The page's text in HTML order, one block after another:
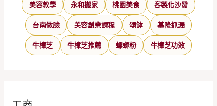
美容教學 永和搬家 桃園美食 客製化沙發
台南做臉 美容創業課程 頌缽 基隆抓漏
牛樟芝 牛樟芝推薦 螺螄粉 牛樟芝功效